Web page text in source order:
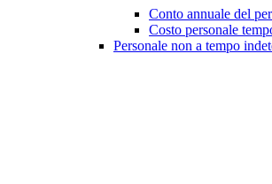
Conto annuale del
Costo personale
Personale non a tempo